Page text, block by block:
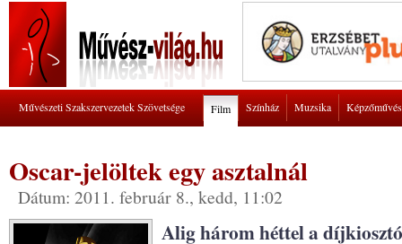
Művészeti Szakszervezetek Szövetsége Film Színház Muzsika
Oscar-jelöltek egy asztalnál
Dátum: 2011. február 8., kedd, 11:02
Alig három héttel a